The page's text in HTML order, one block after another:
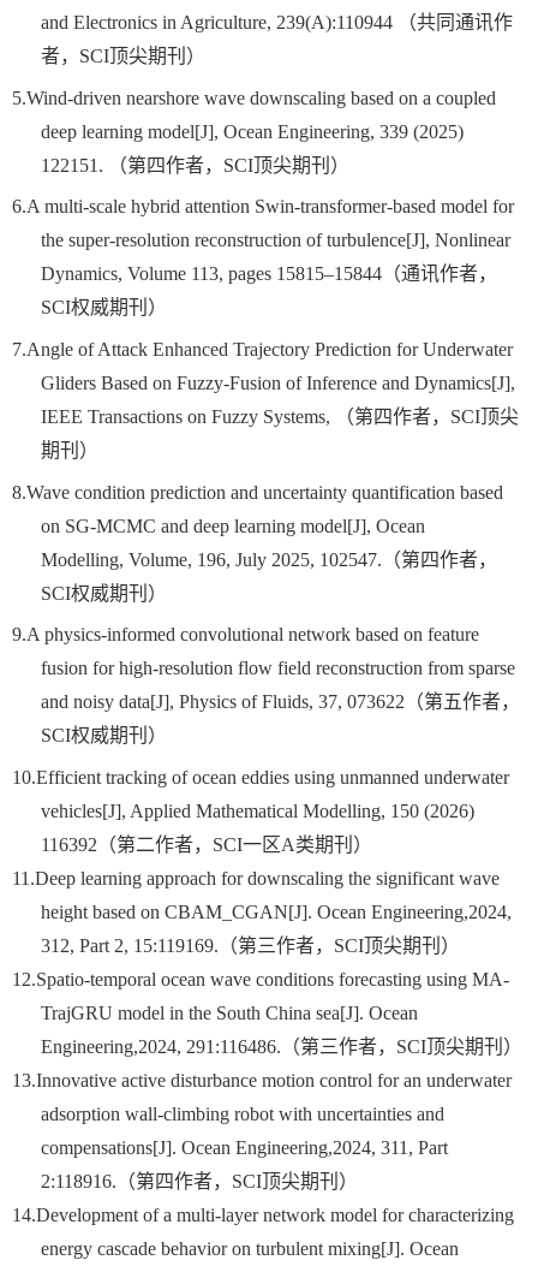
and Electronics in Agriculture, 239(A):110944
（共同通讯作
者， SCI顶尖期刊）
5.Wind-driven nearshore wave downscaling based on a coupled
deep learning model[J], Ocean Engineering, 339 (2025)
122151.
（第四作者， SCI顶尖期刊）
6.A multi-scale hybrid attention Swin-transformer-based model for
the super-resolution reconstruction of turbulence[J], Nonlinear
Dynamics, Volume 113, pages 15815–15844 （通讯作者，
SCI权威期刊）
7.Angle of Attack Enhanced Trajectory Prediction for Underwater
Gliders Based on Fuzzy-Fusion of Inference and Dynamics[J],
IEEE Transactions on Fuzzy Systems,
（第四作者， SCI顶尖
期刊）
8.Wave condition prediction and uncertainty quantification based
on SG-MCMC and deep learning model[J], Ocean
Modelling, Volume, 196, July 2025, 102547. （第四作者，
SCI权威期刊）
9.A physics-informed convolutional network based on feature
fusion for high-resolution flow field reconstruction from sparse
and noisy data[J], Physics of Fluids, 37, 073622 （第五作者，
SCI权威期刊）
10.Efficient tracking of ocean eddies using unmanned underwater
vehicles[J], Applied Mathematical Modelling, 150 (2026)
116392 （第二作者， SCI一区A类期刊）
11.Deep learning approach for downscaling the significant wave
height based on CBAM_CGAN[J]. Ocean Engineering,2024,
312, Part 2, 15:119169. （第三作者， SCI顶尖期刊）
12.Spatio-temporal ocean wave conditions forecasting using MA-
TrajGRU model in the South China sea[J]. Ocean
Engineering,2024, 291:116486. （第三作者， SCI顶尖期刊）
13.Innovative active disturbance motion control for an underwater
adsorption wall-climbing robot with uncertainties and
compensations[J]. Ocean Engineering,2024, 311, Part
2:118916. （第四作者， SCI顶尖期刊）
14.Development of a multi-layer network model for characterizing
energy cascade behavior on turbulent mixing[J]. Ocean